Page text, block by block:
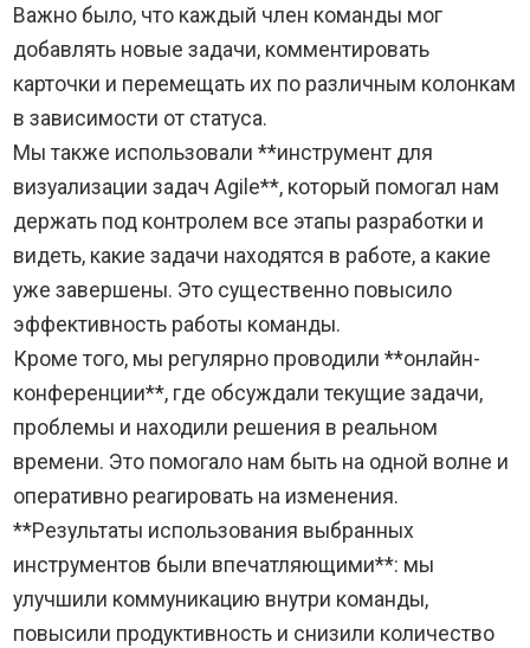
Важно было, что каждый член команды мог
добавлять новые задачи, комментировать
карточки и перемещать их по различным колонкам
в зависимости от статуса.
Мы также использовали **инструмент для
визуализации задач Agile**, который помогал нам
держать под контролем все этапы разработки и
видеть, какие задачи находятся в работе, а какие
уже завершены. Это существенно повысило
эффективность работы команды.
Кроме того, мы регулярно проводили **онлайн-
конференции**, где обсуждали текущие задачи,
проблемы и находили решения в реальном
времени. Это помогало нам быть на одной волне и
оперативно реагировать на изменения.
**Результаты использования выбранных
инструментов были впечатляющими**: мы
улучшили коммуникацию внутри команды,
повысили продуктивность и снизили количество